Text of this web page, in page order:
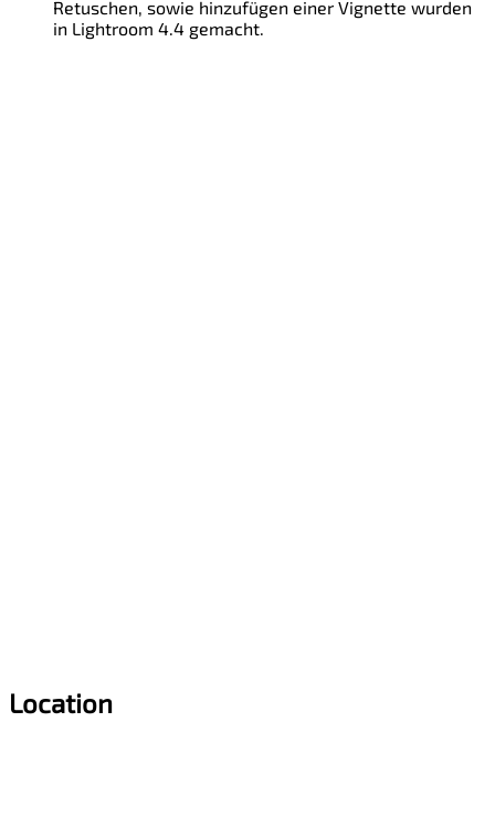
Retuschen, sowie hinzufügen einer Vignette wurden
in Lightroom 4.4 gemacht.
Location